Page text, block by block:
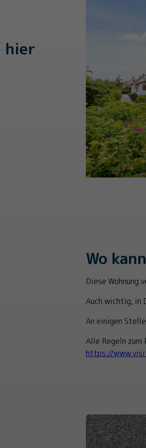
hier
Wo
Diese Wohnung
Auch wichtig, in
An einigen
Alle Regeln zum
https://